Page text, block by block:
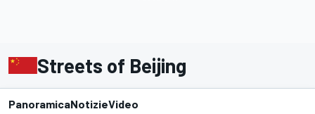
Streets of Beijing
PanoramicaNotizieVideo